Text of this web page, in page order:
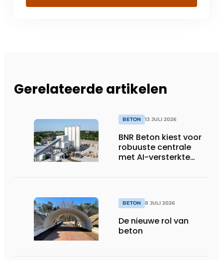
Gerelateerde artikelen
BETON 13 JULI 2026
BNR Beton kiest voor
robuuste centrale
met AI-versterkte
BETON 8 JULI 2026
De nieuwe rol van
beton